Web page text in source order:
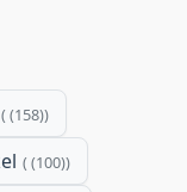
(158)
(100)